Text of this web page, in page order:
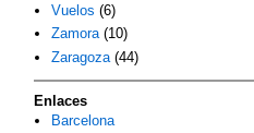
Vuelos (6)
Zamora (10)
Zaragoza (44)
Enlaces
Barcelona